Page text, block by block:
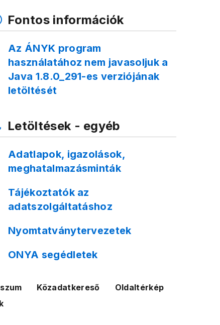
Fontos információk
Az ÁNYK program
használatához nem javasoljuk a
Java 1.8.0_291-es verziójának
letöltését
Letöltések - egyéb
Adatlapok, igazolások,
meghatalmazásminták
Tájékoztatók az
adatszolgáltatáshoz
Nyomtatványtervezetek
ONYA segédletek
Közadatkereső
Oldaltérkép